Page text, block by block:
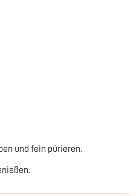
und fein pürieren.